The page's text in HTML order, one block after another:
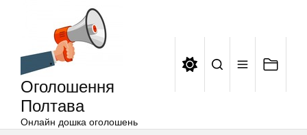
Оголошення
Полтава
Онлайн дошка оголошень